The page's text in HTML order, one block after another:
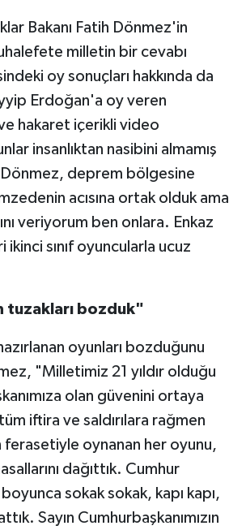
Bakanı Fatih Dönmez'in
milletin bir cevabı
oy sonuçları hakkında da
Erdoğan'a oy veren
hakaret içerikli video
insanlıktan nasibini almamış
Dönmez, deprem bölgesine
acısına ortak olduk ama
veriyorum ben onlara. Enkaz
sınıf oyuncularla ucuz
tuzakları bozduk"
oyunları bozduğunu
"Milletimiz 21 yıldır olduğu
olan güvenini ortaya
iftira ve saldırılara rağmen
oynanan her oyunu,
dağıttık. Cumhur
sokak sokak, kapı kapı,
Sayın Cumhurbaşkanımızın